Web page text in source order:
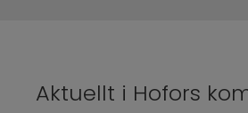
Aktuellt i Hofors